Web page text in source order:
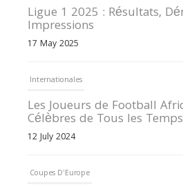
Impressions
17 May 2025
Célèbres de Tous les Temps
12 July 2024